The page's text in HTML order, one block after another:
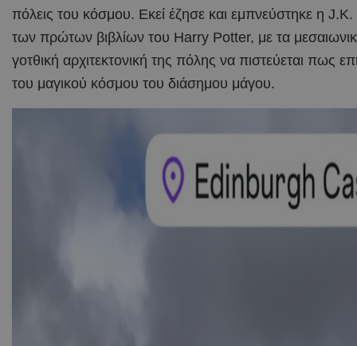
πόλεις του κόσμου. Εκεί έζησε και εμπνεύστηκε η
των πρώτων βιβλίων του Harry Potter, με τα
γοτθική αρχιτεκτονική της πόλης να πιστεύεται πως
του μαγικού κόσμου του διάσημου μάγου.